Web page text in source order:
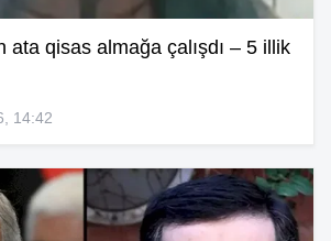
ata qisas almağa çalışdı – 5 illik
14:42